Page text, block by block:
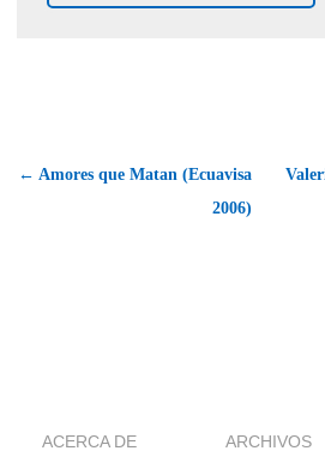
← Amores que Matan (Ecuavisa
2006)
ACERCA DE ARCHIVOS